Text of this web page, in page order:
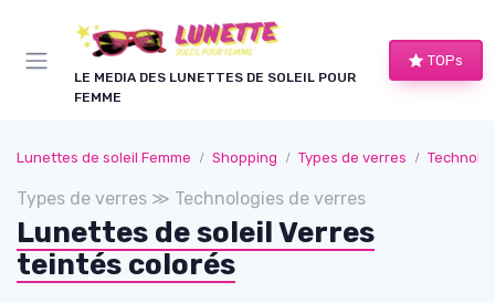
LE MEDIA DES LUNETTES DE SOLEIL POUR
FEMME
TOPs
Lunettes de soleil Femme Shopping Types de verres
Types de verres ≫ Technologies de verres
Lunettes de soleil Verres
teintés colorés